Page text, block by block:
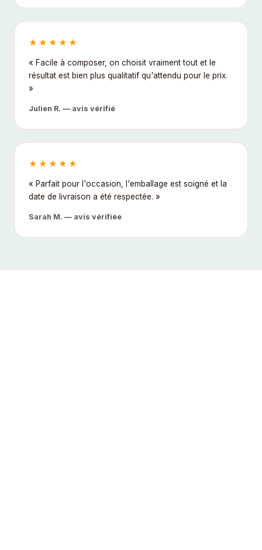
★★★★★
« Facile à composer, on choisit vraiment tout et le
résultat est bien plus qualitatif qu'attendu pour le prix.
»
Julien R. — avis vérifié
★★★★★
« Parfait pour l'occasion, l'emballage est soigné et la
date de livraison a été respectée. »
Sarah M. — avis vérifiée